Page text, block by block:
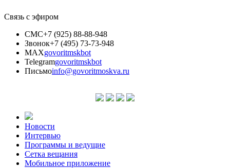
Связь с эфиром
СМС+7 (925) 88-88-948
Звонок+7 (495) 73-73-948
MAXgovoritmskbot
Telegramgovoritmskbot
Письмоinfo@govoritmoskva.ru
Новости
Интервью
Программы и ведущие
Сетка вещания
Мобильное приложение